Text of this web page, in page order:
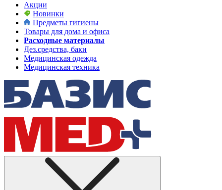
Акции
Новинки
Предметы гигиены
Товары для дома и офиса
Расходные материалы
Дез.средства, баки
Медицинская одежда
Медицинская техника